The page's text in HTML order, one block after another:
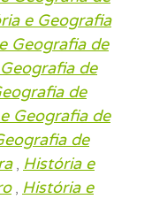
e Geografia
Geografia de
de
de
Geografia de
de
, História e
, História e